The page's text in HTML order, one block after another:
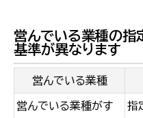
営んでいる業種の指
基準が異なります
営んでいる業種
営んでいる業種がす
指